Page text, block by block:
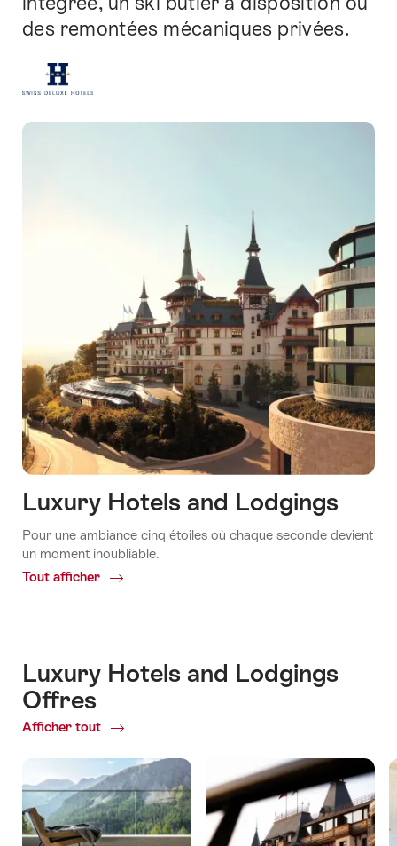
des remontées mécaniques privées.
Luxury Hotels and Lodgings
Pour une ambiance cinq étoiles où chaque seconde devient
un moment inoubliable.
Tout afficher
Common.Of
Luxury Hotels and Lodgings
Offres
Afficher tout